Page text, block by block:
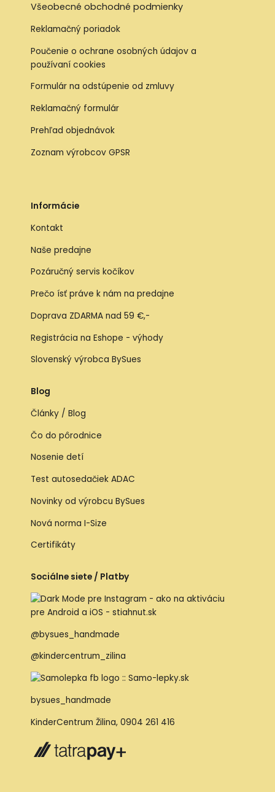
Všeobecné obchodné podmienky
Reklamačný poriadok
Poučenie o ochrane osobných údajov a
používaní cookies
Formulár na odstúpenie od zmluvy
Reklamačný formulár
Prehľad objednávok
Zoznam výrobcov GPSR
Informácie
Kontakt
Naše predajne
Pozáručný servis kočíkov
Prečo ísť práve k nám na predajne
Doprava ZDARMA nad 59 €,-
Registrácia na Eshope - výhody
Slovenský výrobca BySues
Blog
Články / Blog
Čo do pôrodnice
Nosenie detí
Test autosedačiek ADAC
Novinky od výrobcu BySues
Nová norma I-Size
Certifikáty
Sociálne siete / Platby
@bysues_handmade
@kindercentrum_zilina
bysues_handmade
KinderCentrum Žilina, 0904 261 416